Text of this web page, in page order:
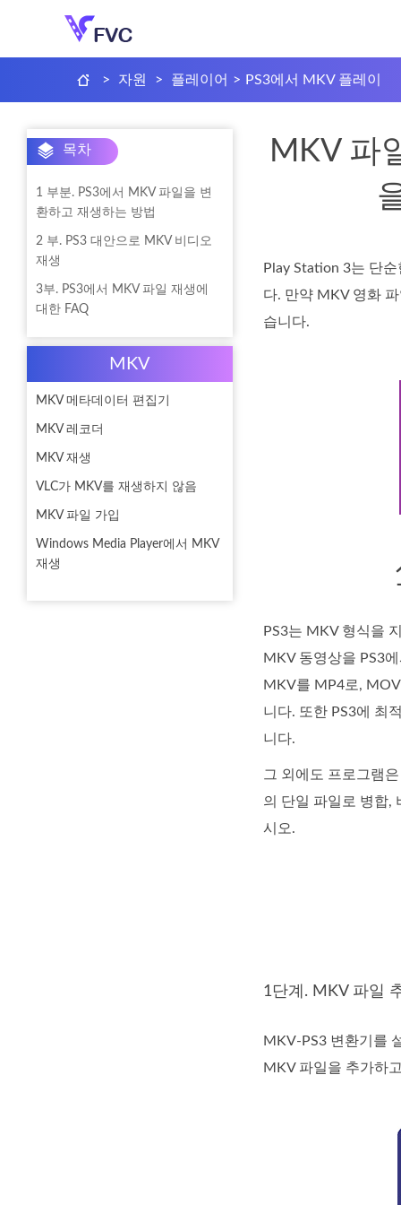
> 자원 > 플레이어 > PS3에서 MKV 플레이
목차
1 부분. PS3에서 MKV 파일을 변
환하고 재생하는 방법
2 부. PS3 대안으로 MKV 비디오
재생
3부. PS3에서 MKV 파일 재생에
대한 FAQ
MKV
MKV 메타데이터 편집기
MKV 레코더
MKV 재생
VLC가 MKV를 재생하지 않음
MKV 파일 가입
Windows Media Player에서 MKV
재생
MKV 파
Play Station 3는 단
다. 만약 MKV 영화
습니다.
PS3는 MKV 형식을
MKV 동영상을 PS3
MKV를 MP4로,
니다. 또한 PS3에 최
니다.
그 외에도 프로그램
의 단일 파일로 병합,
시오.
1단계. MKV 파일
MKV-PS3 변환기를
MKV 파일을 추가하